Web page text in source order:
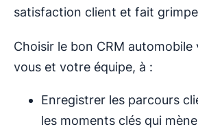
satisfaction client et fait
Choisir le bon CRM automobile
vous et votre équipe, à :
Enregistrer les parcours
les moments clés qui